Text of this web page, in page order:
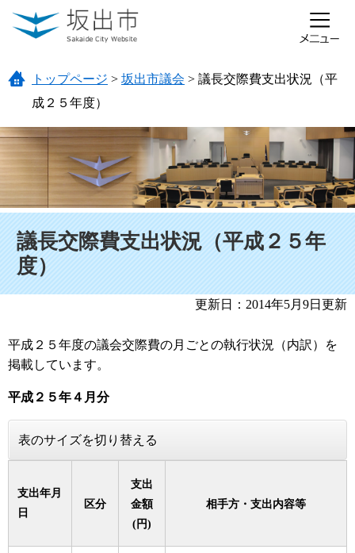
ページの先頭です。
メニューを飛ばして本文へ
トップページ > 坂出市議会 > 議長交際費支出状況（平
成２５年度）
議長交際費支出状況（平成２５年
度）
更新日：2014年5月9日更新
平成２５年度の議会交際費の月ごとの執行状況（内訳）を
掲載しています。
平成２５年４月分
表のサイズを切り替える
支出年月
日
区分
支出
金額
(円)
相手方・支出内容等